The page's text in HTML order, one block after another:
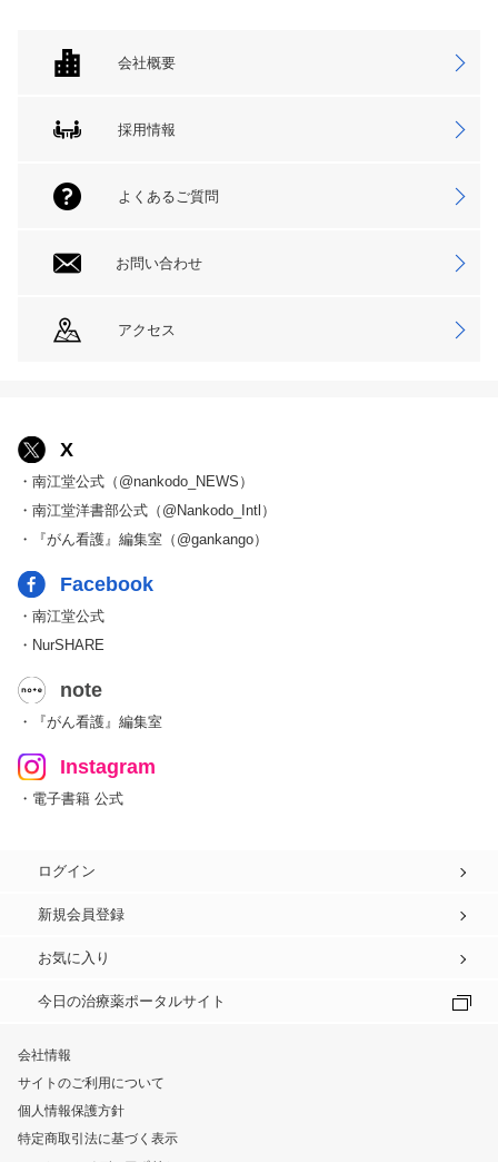
会社概要
採用情報
よくあるご質問
お問い合わせ
アクセス
X
・南江堂公式（@nankodo_NEWS）
・南江堂洋書部公式（@Nankodo_Intl）
・『がん看護』編集室（@gankango）
Facebook
・南江堂公式
・NurSHARE
note
・『がん看護』編集室
Instagram
・電子書籍 公式
ログイン
新規会員登録
お気に入り
今日の治療薬ポータルサイト
会社情報
サイトのご利用について
個人情報保護方針
特定商取引法に基づく表示